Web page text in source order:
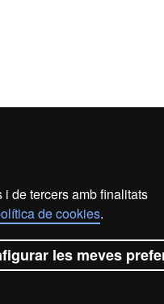
de tercers amb finalitats
de cookies.
les meves
Autònoma